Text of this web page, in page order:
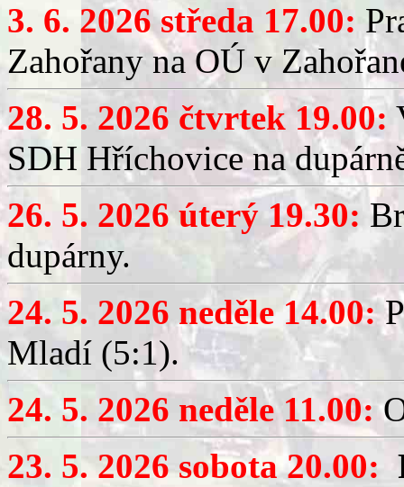
3. 6. 2026 středa 17.00:
Zahořany na OÚ v
28. 5. 2026 čtvrtek 19.00:
SDH Hříchovice na
26. 5. 2026 úterý 19.30:
dupárny.
24. 5. 2026 neděle 14.00:
Mladí (5:1).
24. 5. 2026 neděle 11.00:
23. 5. 2026 sobota 20.00: